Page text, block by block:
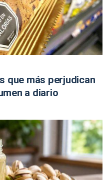
que más perjudican
a diario